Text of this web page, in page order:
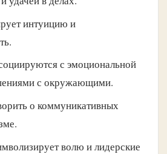
интуицию и
с эмоциональной
с окружающими.
о коммуникативных
волю и лидерские